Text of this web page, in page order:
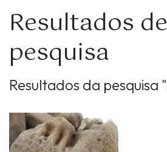
Resultados de
pesquisa
Resultados da pesquisa "